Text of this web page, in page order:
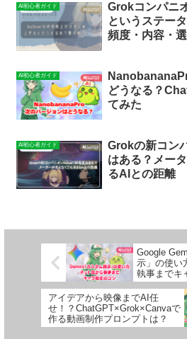
AI初心者ガイド
Grokコンパニ
というステー
頻度・内容・
AI初心者ガイド
どうなる？
てみた
AI初心者ガイド
Grokの新コン
はある？メー
るAIとの距離
Google
示」の使い
執事までキ
徹底解説
アイデアから映像までAI任
せ！？ChatGPT×Grok×Canvaで
作る動画制作プロンプトは？